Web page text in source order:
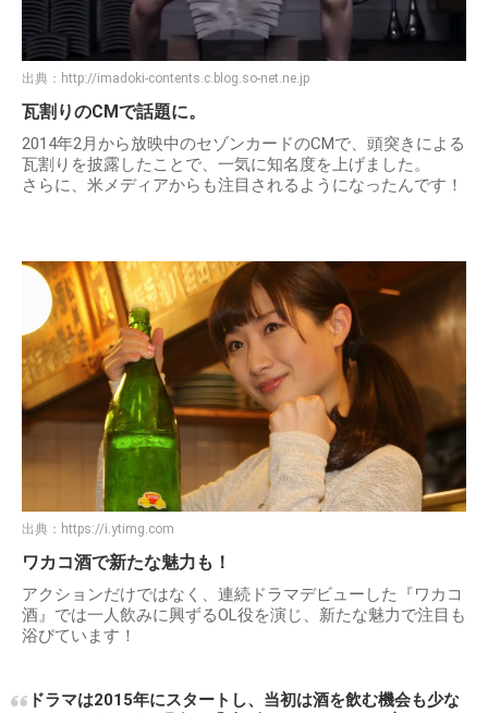
出典： http://imadoki-contents.c.blog.so-net.ne.jp
瓦割りのCMで話題に。
2014年2月から放映中のセゾンカードのCMで、頭突きによる
瓦割りを披露したことで、一気に知名度を上げました。
さらに、米メディアからも注目されるようになったんです！
出典： https://i.ytimg.com
ワカコ酒で新たな魅力も！
アクションだけではなく、連続ドラマデビューした『ワカコ
酒』では一人飲みに興ずるOL役を演じ、新たな魅力で注目も
浴びています！
ドラマは2015年にスタートし、当初は酒を飲む機会も少な